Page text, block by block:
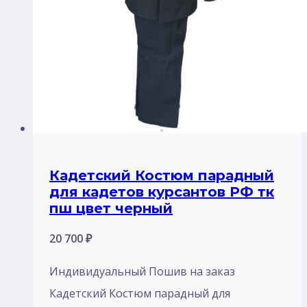
Кадетский Костюм парадный
для кадетов курсантов РФ тк
пш цвет черный
20 700₽
Индивидуальный Пошив на заказ
Кадетский Костюм парадный для